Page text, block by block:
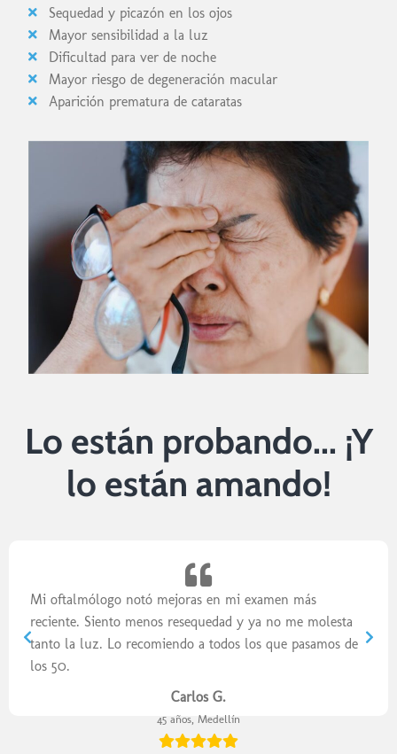
Sequedad y picazón en los ojos
Mayor sensibilidad a la luz
Dificultad para ver de noche
Mayor riesgo de degeneración macular
Aparición prematura de cataratas
Lo están probando... ¡Y
lo están amando!
Mi oftalmólogo notó mejoras en mi examen más
reciente. Siento menos resequedad y ya no me molesta
tanto la luz. Lo recomiendo a todos los que pasamos de
los 50.
Carlos G.
45 años, Medellín